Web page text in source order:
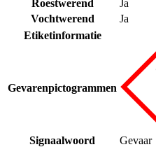
Roestwerend
Ja
Vochtwerend
Ja
Etiketinformatie
Gevarenpictogrammen
Signaalwoord Gevaar